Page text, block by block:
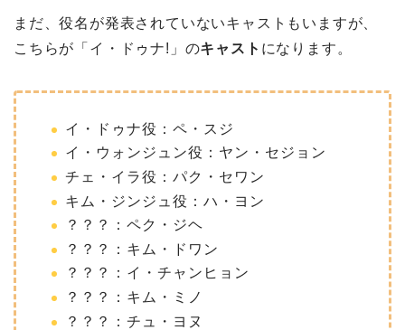
まだ、役名が発表されていないキャストもいますが、
こちらが「イ・ドゥナ!」のキャスト になります。
イ・ドゥナ役：ペ・スジ
イ・ウォンジュン役：ヤン・セジョン
チェ・イラ役：パク・セワン
キム・ジンジュ役：ハ・ヨン
？？？：ペク・ジヘ
？？？：キム・ドワン
？？？：イ・チャンヒョン
？？？：キム・ミノ
？？？：チュ・ヨヌ